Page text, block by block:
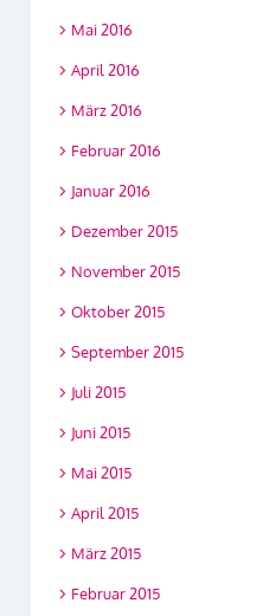
Mai 2016
April 2016
März 2016
Februar 2016
Januar 2016
Dezember 2015
November 2015
Oktober 2015
September 2015
Juli 2015
Juni 2015
Mai 2015
April 2015
März 2015
Februar 2015